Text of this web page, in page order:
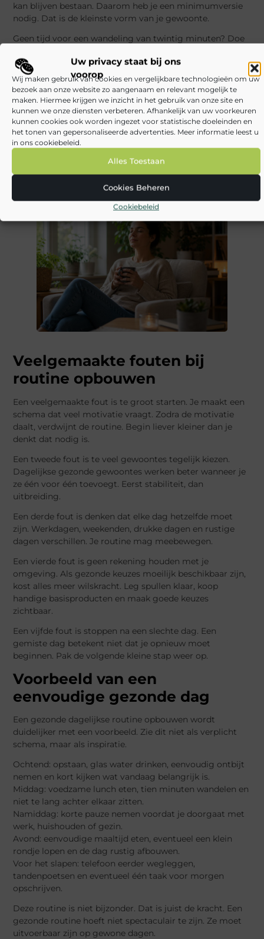
Uw privacy staat bij ons
voorop
Wij maken gebruik van cookies en vergelijkbare technologieën om uw
bezoek aan onze website zo aangenaam en relevant mogelijk te
maken. Hiermee krijgen we inzicht in het gebruik van onze site en
kunnen we onze diensten verbeteren. Afhankelijk van uw voorkeuren
kunnen cookies ook worden ingezet voor statistische doeleinden en
het tonen van gepersonaliseerde advertenties. Meer informatie leest u
in ons cookiebeleid.
Alles Toestaan
Cookies Beheren
Cookiebeleid
kan blijven bestaan. Daarom heb je een minimumversie
nodig. Dat is de kleinste vorm van je gewoonte.
Geen tijd voor een wandeling van twintig minuten? Doe
Doe twee oefeningen. Geen zin om uitgebreid te koken?
Maak een eenvoudige maaltijd met iets van groente en
eiwit. Geen rustige avond? Leg je telefoon vijf minuten
eerder weg.
Een gezonde dagelijkse routine opbouwen betekent niet
dat je elke dag alles doet. Het betekent dat je een basis
hebt waar je naar terugkeert, ook als de dag niet ideaal is.
Minimumversies voorkomen alles-of-nietsdenken. Je
routine blijft bestaan, zelfs als hij kleiner is dan gepland.
Veelgemaakte fouten bij
routine opbouwen
Een veelgemaakte fout is te groot starten. Je maakt een
schema dat veel motivatie vraagt. Zodra de motivatie
daalt, verdwijnt de routine. Begin liever kleiner dan je
denkt dat nodig is.
Een tweede fout is te veel gewoontes tegelijk kiezen.
Dagelijkse gezonde gewoontes werken beter wanneer je
ze één voor één toevoegt. Eerst stabiliteit, dan
uitbreiding.
Een derde fout is denken dat elke dag hetzelfde moet
zijn. Werkdagen, weekenden, drukke dagen en rustige
dagen verschillen. Je routine mag meebewegen.
Een vierde fout is geen rekening houden met je
omgeving. Als gezonde keuzes moeilijk beschikbaar zijn,
kost alles meer wilskracht. Leg spullen klaar, koop
handige basisproducten en maak goede keuzes
zichtbaar.
Een vijfde fout is stoppen na een slechte dag. Een
gemiste dag betekent niet dat je opnieuw moet
beginnen. Pak de volgende kleine stap weer op.
Voorbeeld van een
eenvoudige gezonde dag
Een gezonde dagelijkse routine opbouwen wordt
duidelijker met een voorbeeld. Zie dit niet als verplicht
schema, maar als inspiratie.
Ochtend: opstaan, glas water drinken, eenvoudig ontbijt
nemen en kort kijken wat vandaag belangrijk is.
Middag: voedzame lunch eten, tien minuten wandelen en
niet te lang achter elkaar zitten.
Namiddag: korte pauze nemen voordat je doorgaat met
werk, huishouden of gezin.
Avond: eenvoudige maaltijd eten, eventueel een klein
rondje lopen en de dag rustig afbouwen.
Voor het slapen: telefoon eerder wegleggen,
tandenpoetsen en eventueel één taak voor morgen
opschrijven.
Deze routine is niet bijzonder. Dat is juist de kracht. Een
gezonde routine hoeft niet spectaculair te zijn. Ze moet
uitvoerbaar zijn op gewone dagen.